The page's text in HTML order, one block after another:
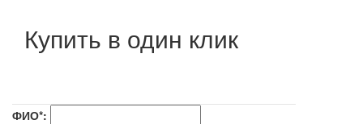
Купить в один клик
ФИО*: